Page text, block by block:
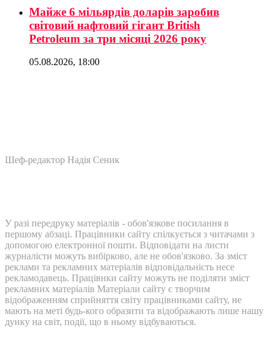
Майже 6 мільярдів доларів заробив
світовий нафтовий гігант British
Petroleum за три місяці 2026 року
05.08.2026, 18:00
Шеф-редактор Надія Сеник
У разі передруку матеріалів - обов'язкове посилання в
першому абзаці. Працівники сайту спілкується з читачами з
допомогою електронної пошти. Відповідати на листи
журналісти можуть вибірково, але не обов'язково. За зміст
реклами та рекламних матеріалів відповідальність несе
рекламодавець. Працівнки сайту можуть не поділяти зміст
рекламних матеріалів Матеріали сайту є творчим
відображенням сприйняття світу працівниками сайту, не
мають на меті будь-кого образити та відображають лише нашу
дуику на світ, події, що в ньому відбуваються.